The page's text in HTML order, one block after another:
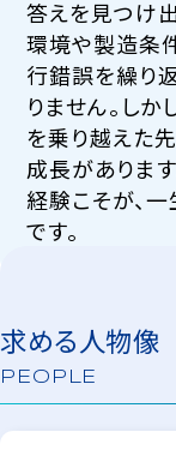
答えを見つけ
環境や製造条
行錯誤を繰り
りません。し
を乗り越えた
成長がありま
経験こそが、
です。
求める人物像
PEOPLE